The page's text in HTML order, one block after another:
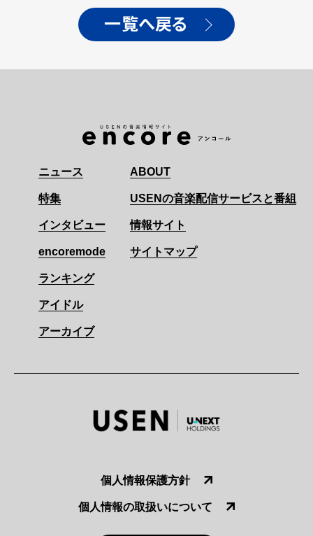
一覧へ戻る
ニュース
特集
インタビュー
encoremode
ランキング
アイドル
アーカイブ
ABOUT
USENの音楽配信サービスと番組
情報サイト
サイトマップ
個人情報保護方針
個人情報の取扱いについて